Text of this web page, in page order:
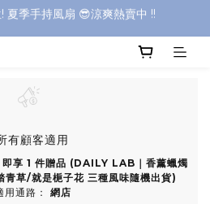
季手持風扇 😎涼爽熱賣中 !!
季手持風扇 😎涼爽熱賣中 !!
夏季手持風扇 😎涼爽熱賣中 !!
有顧客適用
享 1 件贈品 (DAILY LAB｜香薰蠟燭
草/就是梔子花 三種風味隨機出貨)
用通路： 網店